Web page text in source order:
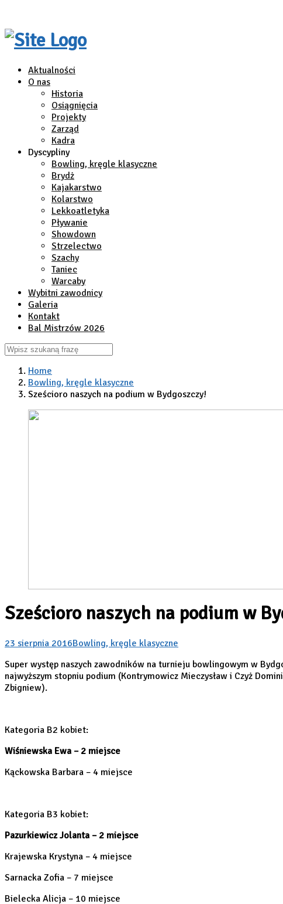
Aktualności
O nas
Historia
Osiągnięcia
Projekty
Zarząd
Kadra
Dyscypliny
Bowling, kręgle klasyczne
Brydż
Kajakarstwo
Kolarstwo
Lekkoatletyka
Pływanie
Showdown
Strzelectwo
Szachy
Taniec
Warcaby
Wybitni zawodnicy
Galeria
Kontakt
Bal Mistrzów 2026
Home
Bowling, kręgle klasyczne
Sześcioro naszych na podium w Bydgoszczy!
Sześcioro naszych na podium w
23 sierpnia 2016Bowling, kręgle klasyczne
Super występ naszych zawodników na turnieju bowlingowym w
najwyższym stopniu podium (Kontrymowicz Mieczysław i Czyż
Zbigniew).
Kategoria B2 kobiet:
Wiśniewska Ewa – 2 miejsce
Kąckowska Barbara – 4 miejsce
Kategoria B3 kobiet:
Pazurkiewicz Jolanta – 2 miejsce
Krajewska Krystyna – 4 miejsce
Sarnacka Zofia – 7 miejsce
Bielecka Alicja – 10 miejsce